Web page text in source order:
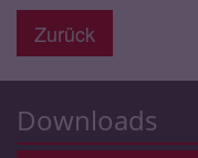
Zurück
Downloads